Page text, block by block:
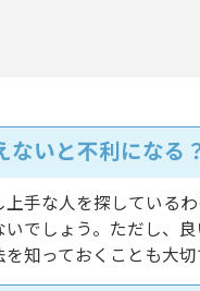
いと不利になる
手な人を探している
でしょう。ただし、
知っておくことも大切